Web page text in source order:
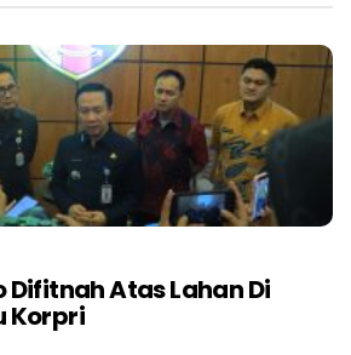
Difitnah Atas Lahan Di
Korpri